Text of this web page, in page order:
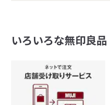
いろいろな無印良品